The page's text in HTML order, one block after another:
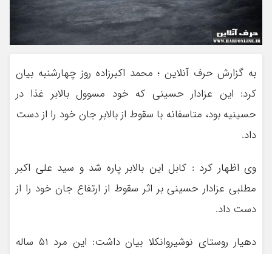
به گزارش حرف آنلاین ؛ محمد اکبرزاده روز چهارشنبه بیان
کرد: این عزادار حسینی که خود مسوول بالابر غذا در
حسینیه بود، متاسفانه با سقوط از بالابر جان خود را از دست
داد.
وی اظهار کرد : کابل این بالابر پاره شد و سید علی اکبر
مطلبی عزادار حسینی بر اثر سقوط از ارتفاع جان خود را از
دست داد.
دهیار روستای نوشیروانکلا بیان داشت: این مرد ۵۱ ساله